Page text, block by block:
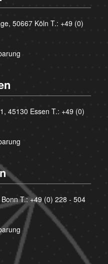
50667 Köln T.: +49 (0)
45130 Essen T.: +49 (0)
T.:+49 (0) 228 - 504